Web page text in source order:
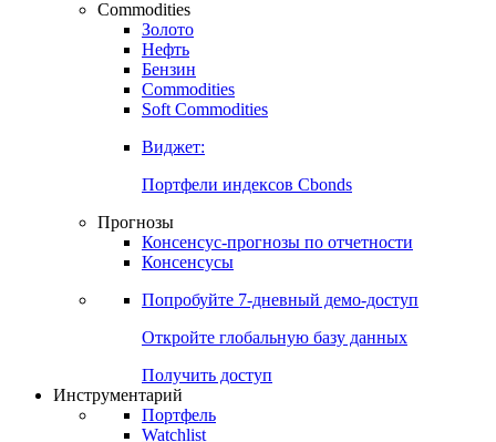
Commodities
Золото
Нефть
Бензин
Commodities
Soft Commodities
Виджет:
Портфели индексов Cbonds
Прогнозы
Консенсус-прогнозы по отчетности
Консенсусы
Попробуйте 7-дневный демо-доступ
Откройте глобальную базу данных
Получить доступ
Инструментарий
Портфель
Watchlist